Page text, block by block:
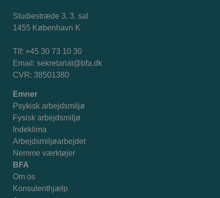
Studiestræde 3, 3. sal
1455 København K
Tlf: +45 30 73 10 30
Email: sekretariat@bfa.dk
CVR: 38501380
Emner
Psykisk arbejdsmiljø
Fysisk arbejdsmiljø
Indeklima
Arbejdsmiljøarbejdet
Nemme værktøjer
BFA
Om os
Konsulenthjælp